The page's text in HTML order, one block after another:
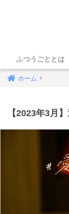
ふつうごととは
ホーム
【2023年3月